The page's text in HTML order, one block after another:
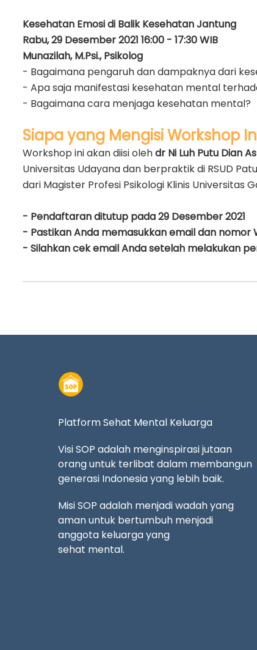
Kesehatan Emosi di Balik Kesehatan Jantung
Rabu, 29 Desember 2021 16:00 - 17:30 WIB
Munazilah, M.Psi., Psikolog
- Bagaimana pengaruh dan dampaknya dari
- Apa saja manifestasi kesehatan mental
- Bagaimana cara menjaga kesehatan mental?
Siapa yang Mengisi Workshop
Workshop ini akan diisi olehdr Ni Luh Putu Dian
Universitas Udayana dan berpraktik di RSUD
dari Magister Profesi Psikologi Klinis Universitas
- Pendaftaran ditutup pada 29 Desember 2021
- Pastikan Anda memasukkan email dan
- Silahkan cek email Anda setelah melakukan
Platform Sehat Mental Keluarga
Visi SOP adalah menginspirasi jutaan
orang untuk terlibat dalam membangun
generasi Indonesia yang lebih baik.
Misi SOP adalah menjadi wadah yang
aman untuk bertumbuh menjadi
anggota keluarga yang
sehat mental.